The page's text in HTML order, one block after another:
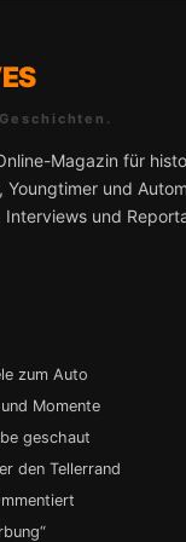
Magazin für
Youngtimer und
Interviews und
zum Auto
Momente
geschaut
den Tellerrand